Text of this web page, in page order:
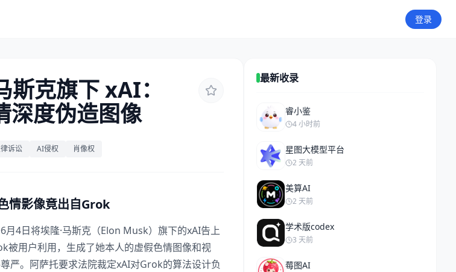
登录
克旗下 xAI：
深度伪造图像
诉讼 AI侵权 肖像权
情影像竟出自Grok
月4日将埃隆·马斯克（Elon Musk）旗下的xAI告上
被用户利用，生成了她本人的虚假色情图像和视
严。阿萨托要求法院裁定xAI对Grok的算法设计负
最新收录
睿小鉴
4 小时前
星图大模型平台
2 天前
美算AI
2 天前
学术版codex
3 天前
莓图AI